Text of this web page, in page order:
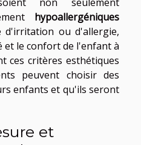
hypoallergéniques
ou d'allergie,
et le confort de l'enfant à
ces critères esthétiques
peuvent choisir des
enfants et qu'ils seront
et